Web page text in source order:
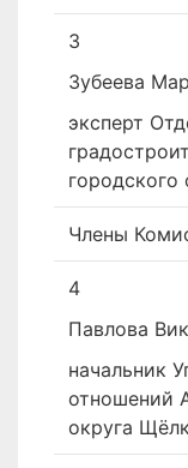
3
Зубеева
­эксперт
Члены
4
Павлова
начальник
отношений
округа